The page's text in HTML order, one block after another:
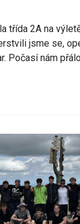
třída 2A na
jsme se,
Počasí nám